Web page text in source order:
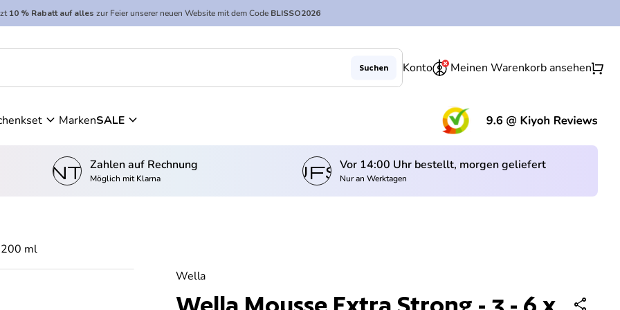
ml
10 % Rabatt auf alles zur Feier unserer neuen Website mit dem Code BLISSO2026
Suchen Konto Meinen Warenkorb ansehenshopping_cart
expand_more MarkenSALE expand_more
Zahlen auf Rechnung
Möglich mit Klarna einkaufswagenVor 14:00 Uhr bestellt, morgen geliefert
Nur an Werktagen
ml
Wella
share